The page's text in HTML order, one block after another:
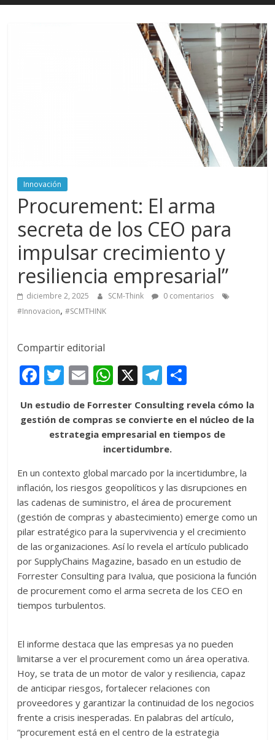
Innovación
Procurement: El arma
secreta de los CEO para
impulsar crecimiento y
resiliencia empresarial”
diciembre 2, 2025 SCM-Think
0 comentarios
#Innovacion,#SCMTHINK
Compartir editorial
F
e
b
o
k
T
w
itt
er
E
ai
l
W
at
s
A
p
p
X T
el
e
gr
a
m
m
p
ti
r
Un estudio de Forrester Consulting revela cómo la
gestión de compras se convierte en el núcleo de la
estrategia empresarial en tiempos de
incertidumbre.
En un contexto global marcado por la incertidumbre, la
inflación, los riesgos geopolíticos y las disrupciones en
las cadenas de suministro, el área de procurement
(gestión de compras y abastecimiento) emerge como un
pilar estratégico para la supervivencia y el crecimiento
de las organizaciones. Así lo revela el artículo publicado
por SupplyChains Magazine, basado en un estudio de
Forrester Consulting para Ivalua, que posiciona la función
de procurement como el arma secreta de los CEO en
tiempos turbulentos.
El informe destaca que las empresas ya no pueden
limitarse a ver el procurement como un área operativa.
Hoy, se trata de un motor de valor y resiliencia, capaz
de anticipar riesgos, fortalecer relaciones con
proveedores y garantizar la continuidad de los negocios
frente a crisis inesperadas. En palabras del artículo,
“procurement está en el centro de la estrategia